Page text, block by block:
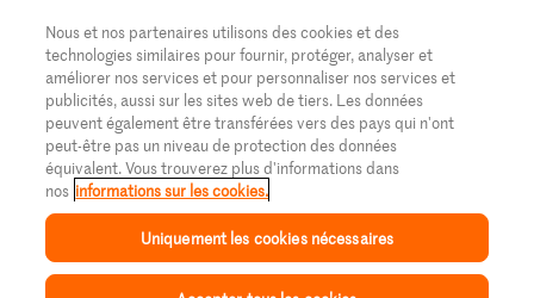
Nous et nos partenaires utilisons des cookies et des
technologies similaires pour fournir, protéger, analyser et
améliorer nos services et pour personnaliser nos services et
publicités, aussi sur les sites web de tiers. Les données
peuvent également être transférées vers des pays qui n'ont
peut-être pas un niveau de protection des données
équivalent. Vous trouverez plus d'informations dans
nos informations sur les cookies.
Uniquement les cookies nécessaires